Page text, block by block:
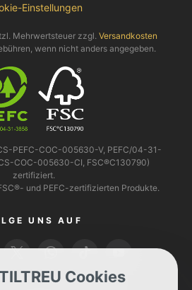
Einstellungen
Mehrwertsteuer zzgl. Versandkosten
wenn nicht anders angegeben.
PEFC-COC-005630-V, PEFC/04-31-
COC-005630-CI, FSC®C130790)
zertifiziert.
und PEFC-zertifizierten Produkte.
UNS AUF
Cookies